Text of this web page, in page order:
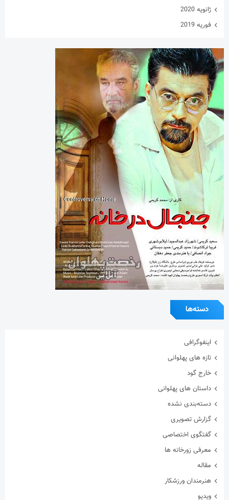
ژانویه 2020
فوریه 2019
دسته‌ها
اینفوگرافی
تازه های پهلوانی
خارج گود
داستان های پهلوانی
دسته‌بندی نشده
گزارش تصویری
گفتگوی اختصاصی
معرفی زورخانه ها
مقاله
هنرمندان ورزشکار
ویدیو